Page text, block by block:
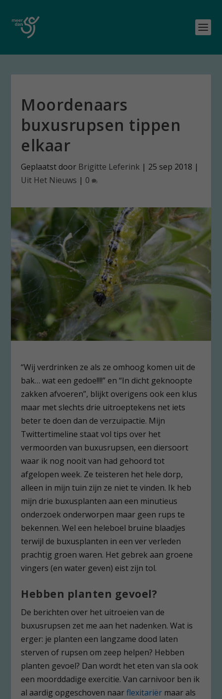
Moordenaars
buxusrupsen tippen
elkaar
Geplaatst door Brigitte Leferink | 25 sep 2018 |
Uit Het Nieuws | 0
“Wij verdrinken ze als ze omhoog komen uit de
bak… wat een gedoe!!!!” en “In dicht geknoopte
zakken afvoeren”, blijkt overigens ook een klus
maar met slechts drie uitroeptekens net iets
beter te doen dan de verzuipactie. Mijn
Twittertimeline staat vol tips over het
vermoorden van buxusrupsen, een diersoort
waar ik nog nooit van had gehoord tot
afgelopen week. Ze teisteren het hele dorp,
alleen in mijn tuin zijn ze niet te vinden. Ik heb
mijn drie buxusplanten aan een minutieus
onderzoek onderworpen maar geen rups te
bekennen. Wel een heleboel bruine blaadjes
terwijl de buxusplanten in een ver verleden
prachtig groen waren. Het gebrek aan groene
vingers (en water geven) eist zijn tol.
Hebben planten gevoel?
De berichten over het uitroeien van de
buxusrupsen zet me aan het nadenken. Wat is
erger: je planten een langzame dood laten
sterven of rupsen om zeep helpen? Hebben
planten gevoel? Dan wordt het eten van sla ook
een moorddadige exercitie. Van carnivoor ben ik
al aardig opgeschoven naarflexitariër maar als